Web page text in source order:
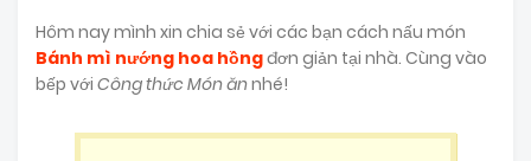
Hôm nay mình xin chia sẻ với các bạn cách nấu món
Bánh mì nướng hoa hồngđơn giản tại nhà. Cùng vào
bếp với Công thức Món ănnhé!